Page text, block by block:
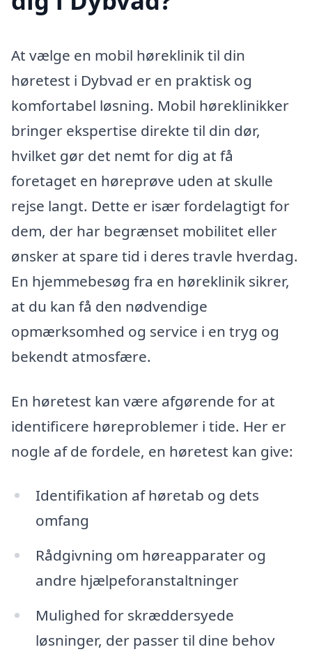
At vælge en mobil høreklinik til din
høretest i Dybvad er en praktisk og
komfortabel løsning. Mobil høreklinikker
bringer ekspertise direkte til din dør,
hvilket gør det nemt for dig at få
foretaget en høreprøve uden at skulle
rejse langt. Dette er især fordelagtigt for
dem, der har begrænset mobilitet eller
ønsker at spare tid i deres travle hverdag.
En hjemmebesøg fra en høreklinik sikrer,
at du kan få den nødvendige
opmærksomhed og service i en tryg og
bekendt atmosfære.
En høretest kan være afgørende for at
identificere høreproblemer i tide. Her er
nogle af de fordele, en høretest kan give:
Identifikation af høretab og dets
omfang
Rådgivning om høreapparater og
andre hjælpeforanstaltninger
Mulighed for skræddersyede
løsninger, der passer til dine behov